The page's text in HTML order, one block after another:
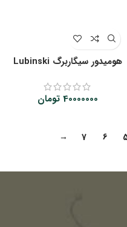
هومیدور سیگاربرگ Lubinski
40000000 تومان
6
7
→